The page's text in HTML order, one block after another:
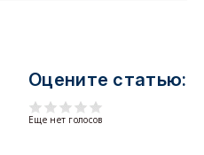
Оцените статью:
Еще нет голосов